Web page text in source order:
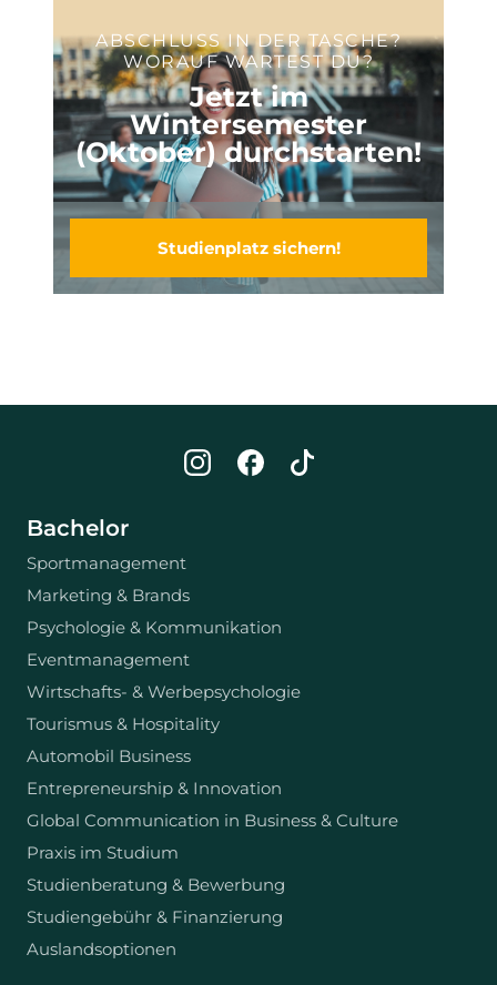
ABSCHLUSS IN DER TASCHE?
WORAUF WARTEST DU?
Jetzt im
Wintersemester
(Oktober) durchstarten!
Studienplatz sichern!
Bachelor
Sportmanagement
Marketing & Brands
Psychologie & Kommunikation
Eventmanagement
Wirtschafts- & Werbepsychologie
Tourismus & Hospitality
Automobil Business
Entrepreneurship & Innovation
Global Communication in Business & Culture
Praxis im Studium
Studienberatung & Bewerbung
Studiengebühr & Finanzierung
Auslandsoptionen